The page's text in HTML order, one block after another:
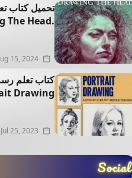
تحميل كتاب
.PDF. Drawing The Head
15, 2024
كتاب تعلم
Drawing
Jul 25, 2023
Social